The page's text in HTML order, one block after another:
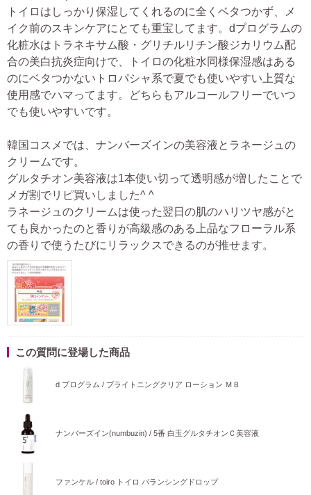
トイロはしっかり保湿してくれるのに全くベタつかず、メ
イク前のスキンケアにとても重宝してます。dプログラムの
化粧水はトラネキサム酸・グリチルリチン酸ジカリウム配
合の美白抗炎症向けで、トイロの化粧水同様保湿感はある
のにベタつかないトロパシャ系で夏でも使いやすい上質な
使用感でハマってます。どちらもアルコールフリーでいつ
でも使いやすいです。
韓国コスメでは、ナンバーズインの美容液とラネージュの
クリームです。
グルタチオン美容液は1本使い切って透明感が増したことで
メガ割でリピ買いしました^ ^
ラネージュのクリームは使った翌日の肌のハリツヤ感がと
ても良かったのと香りが高級感のある上品なフローラル系
の香りで使うたびにリラックスできるのが推せます。
この質問に登場した商品
d プログラム / ブライトニングクリア ローション ＭＢ
ナンバーズイン(numbuzin) / 5番 白玉グルタチオンＣ美容液
ファンケル / toiro トイロ バランシングドロップ